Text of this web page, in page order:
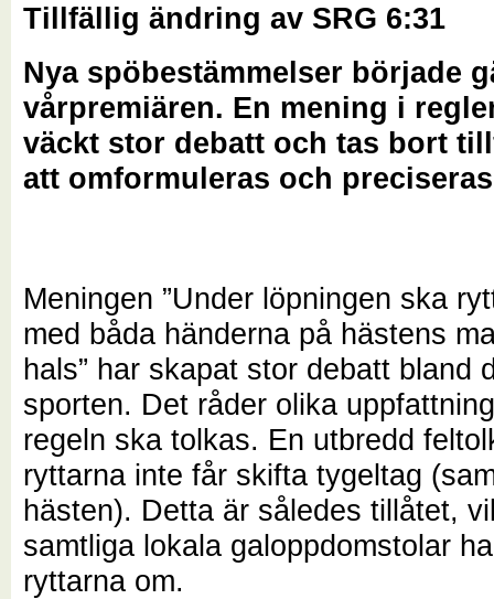
Tillfällig ändring av SRG 6:31
Nya spöbestämmelser började
vårpremiären. En mening i
väckt stor debatt och tas bort
att omformuleras och
Meningen ”Under löpningen ska
med båda händerna på hästens
hals” har skapat stor debatt bland
sporten. Det råder olika
regeln ska tolkas. En utbredd
ryttarna inte får skifta tygeltag
hästen). Detta är således tillåtet,
samtliga lokala galoppdomstolar
ryttarna om.